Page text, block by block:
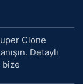
Clone
Detaylı
bize